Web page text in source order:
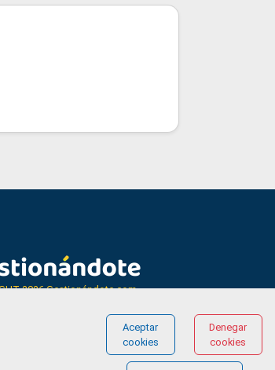
2026 Gestionándote.com
Aceptar
cookies
Denegar
cookies